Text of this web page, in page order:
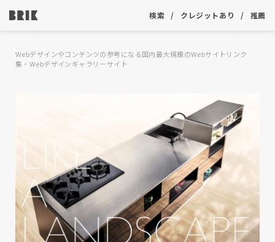
検索 クレジットあり 推薦
Webデザインやコンテンツの参考になる国内最大規模のWebサイトリンク
集・Webデザインギャラリーサイト